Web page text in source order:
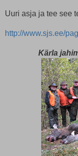
Uuri asja ja tee see
http://www.sjs.ee/
Kärla